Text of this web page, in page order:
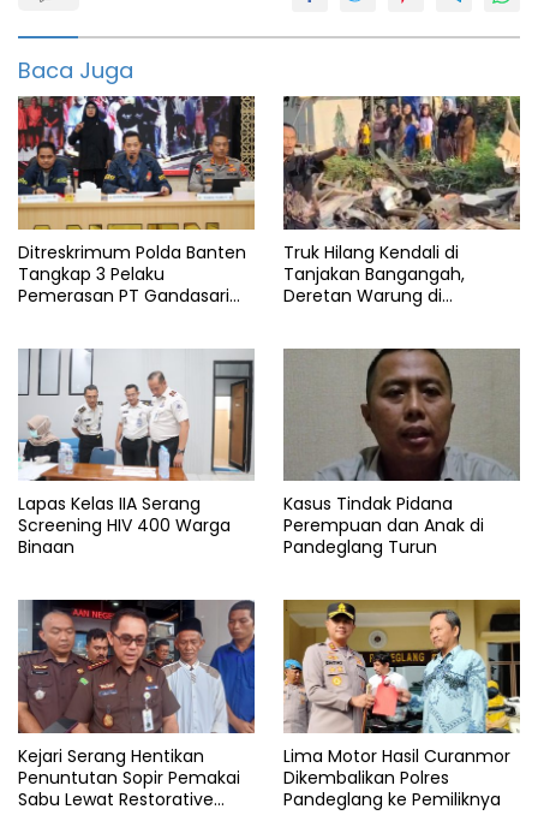
Info
Pandeglang
Polres
Baca Juga
Ditreskrimum Polda Banten
Tangkap 3 Pelaku
Pemerasan PT Gandasari
Truk Hilang Kendali di
Tanjakan Bangangah,
Deretan Warung di
Lapas Kelas IIA Serang
Screening HIV 400 Warga
Binaan
Kasus Tindak Pidana
Perempuan dan Anak di
Pandeglang Turun
Kejari Serang Hentikan
Penuntutan Sopir Pemakai
Sabu Lewat Restorative
Lima Motor Hasil Curanmor
Dikembalikan Polres
Pandeglang ke Pemiliknya